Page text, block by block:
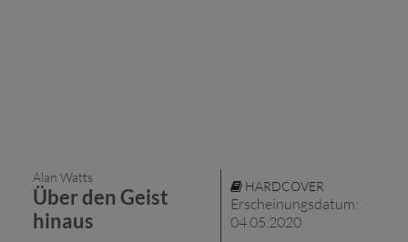
Alan Watts
Über den Geist
hinaus
HARDCOVER
Erscheinungsdatum:
04.05.2020